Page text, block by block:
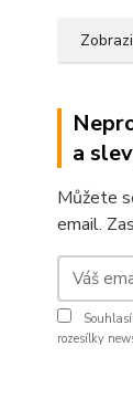
a
Můžete
email.
rozesílky